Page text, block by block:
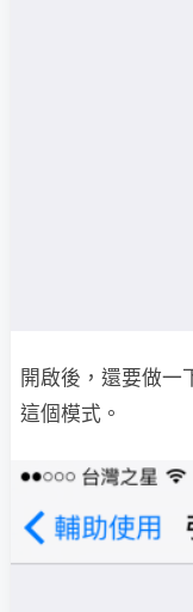
開啟後，還要做一
這個模式。